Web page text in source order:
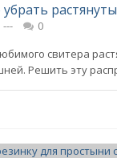
---
0
свитера
Решить эту